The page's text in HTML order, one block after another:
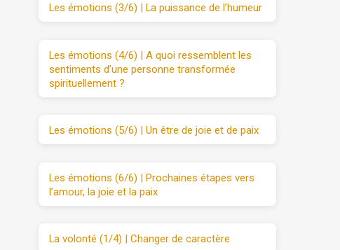
Les émotions (3/6) | La puissance de l’humeur
Les émotions (4/6) | A quoi ressemblent les
sentiments d’une personne transformée
spirituellement ?
Les émotions (5/6) | Un être de joie et de paix
Les émotions (6/6) | Prochaines étapes vers
l’amour, la joie et la paix
La volonté (1/4) | Changer de caractère